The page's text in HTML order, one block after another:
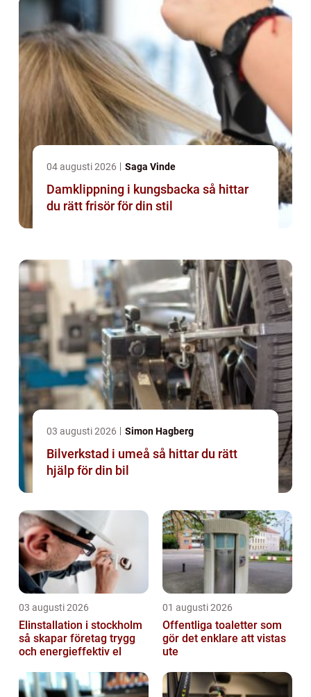
04 augusti 2026 Saga Vinde
Damklippning i kungsbacka så hittar
du rätt frisör för din stil
03 augusti 2026 Simon Hagberg
Bilverkstad i umeå så hittar du rätt
hjälp för din bil
03 augusti 2026
Elinstallation i stockholm
så skapar företag trygg
och energieffektiv el
01 augusti 2026
Offentliga toaletter som
gör det enklare att vistas
ute